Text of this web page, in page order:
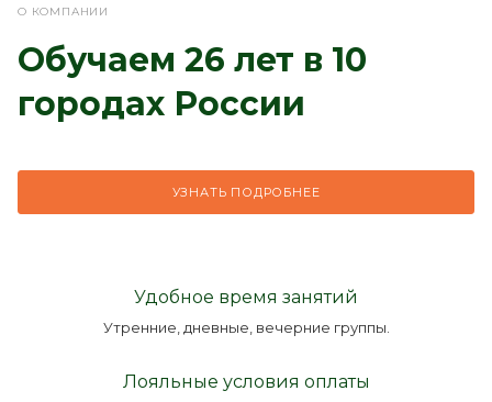
О КОМПАНИИ
Обучаем 26 лет в 10
городах России
УЗНАТЬ ПОДРОБНЕЕ
Удобное время занятий
Утренние, дневные, вечерние группы.
Лояльные условия оплаты